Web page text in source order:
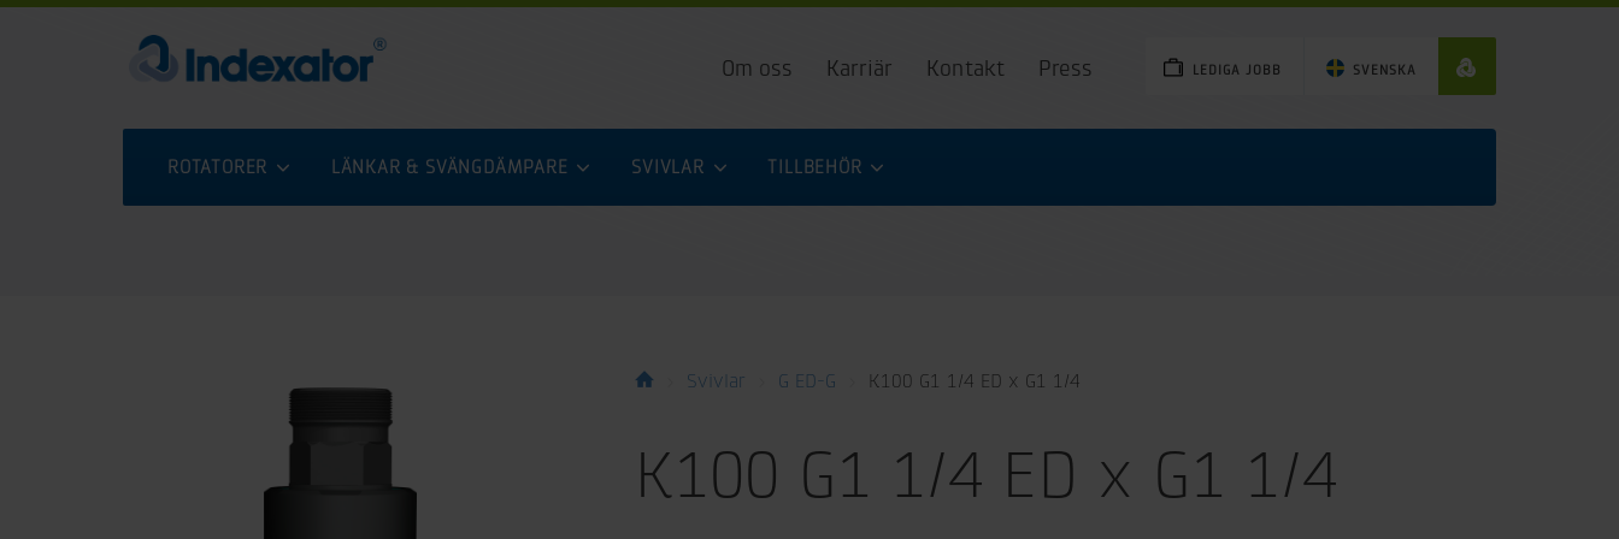
LEDIGA JOBB SVENSKA
Om oss Karriär Kontakt Press
ROTATORER LÄNKAR & SVÄNGDÄMPARE SVIVLAR TILLBEHÖR
Svivlar G ED-G K100 G1 1/4 ED x G1 1/4
K100 G1 1/4 ED x G1 1/4